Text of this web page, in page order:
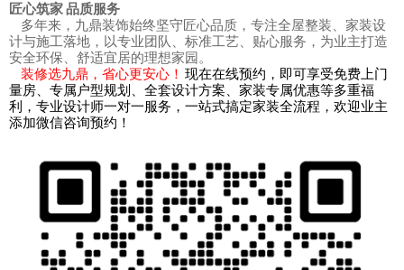
匠心筑家 品质服务
多年来，九鼎装饰始终坚守匠心品质，专注全屋整装、家装设
计与施工落地，以专业团队、标准工艺、贴心服务，为业主打造
安全环保、舒适宜居的理想家园。
装修选九鼎，省心更安心！ 现在在线预约，即可享受免费上门
量房、专属户型规划、全套设计方案、家装专属优惠等多重福
利，专业设计师一对一服务，一站式搞定家装全流程，欢迎业主
添加微信咨询预约！